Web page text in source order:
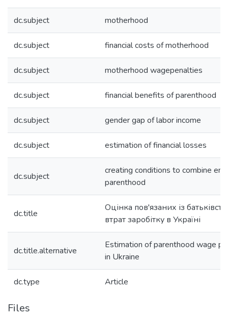
dc.subject motherhood
dc.subject financial costs of motherhood
dc.subject motherhood wagepenalties
dc.subject financial benefits of parenthood
dc.subject gender gap of labor income
dc.subject estimation of financial losses
dc.subject
creating conditions to combine
parenthood
dc.title
Оцінка пов'язаних із
втрат заробітку в Україні
dc.title.alternative
Estimation of parenthood wage
in Ukraine
dc.type Article
Files